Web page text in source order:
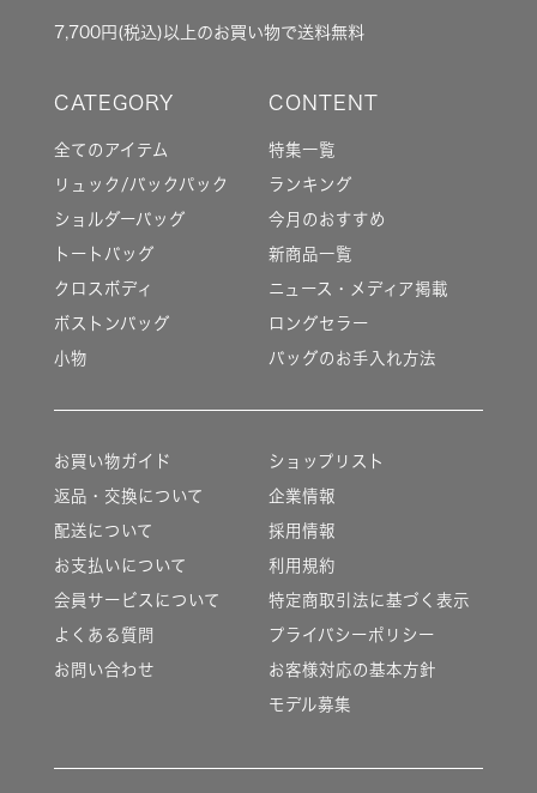
7,700円(税込)以上のお買い物で送料無料
全てのアイテム
リュック/バックパック
ショルダーバッグ
トートバッグ
クロスボディ
ボストンバッグ
小物
特集一覧
ランキング
今月のおすすめ
新商品一覧
ニュース・メディア掲載
ロングセラー
バッグのお手入れ方法
お買い物ガイド
返品・交換について
配送について
お支払いについて
会員サービスについて
よくある質問
お問い合わせ
ショップリスト
企業情報
採用情報
利用規約
特定商取引法に基づく表示
プライバシーポリシー
お客様対応の基本方針
モデル募集